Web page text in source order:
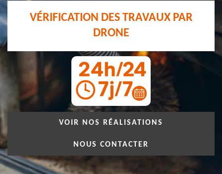
VÉRIFICATION DES TRAVAUX PAR
DRONE
VOIR NOS RÉALISATIONS
NOUS CONTACTER